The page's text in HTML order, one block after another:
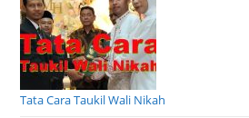
Tata Cara Taukil Wali Nikah